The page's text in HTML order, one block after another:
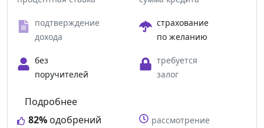
подтверждение
дохода
страхование
по желанию
без
поручителей
требуется
залог
82% одобрений
Подробнее
рассмотрение